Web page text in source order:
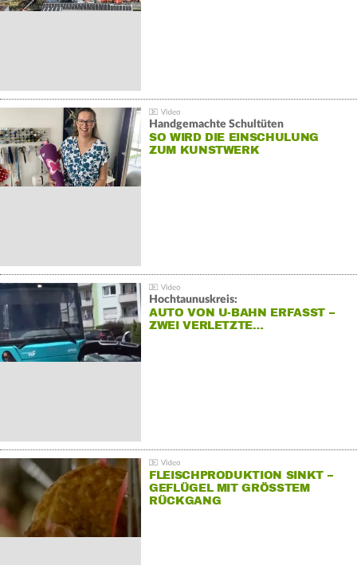
Handgemachte Schultüten
SO WIRD DIE EINSCHULUNG
ZUM KUNSTWERK
Hochtaunuskreis:
AUTO VON U-BAHN ERFASST –
ZWEI VERLETZTE…
FLEISCHPRODUKTION SINKT –
GEFLÜGEL MIT GRÖSSTEM R
ÜCKGANG